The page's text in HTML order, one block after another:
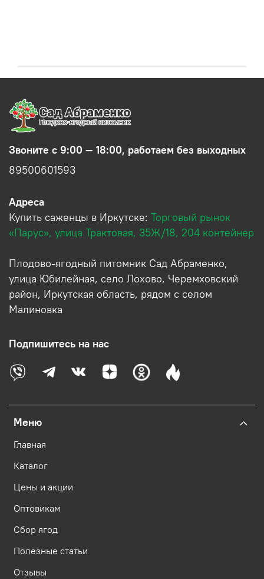
Меню
Главная
Каталог
Цены и акции
Оптовикам
Сбор ягод
Полезные статьи
Отзывы
Звоните с 9:00 — 18:00, работаем без выходных
89500601593
Адреса
Купить саженцы в Иркутске: Торговый рынок
«Парус», улица Трактовая, 35Ж/18, 204 контейнер
Плодово-ягодный питомник Сад Абраменко,
улица Юбилейная, село Лохово, Черемховский
район, Иркутская область, рядом с селом
Малиновка
Подпишитесь на нас